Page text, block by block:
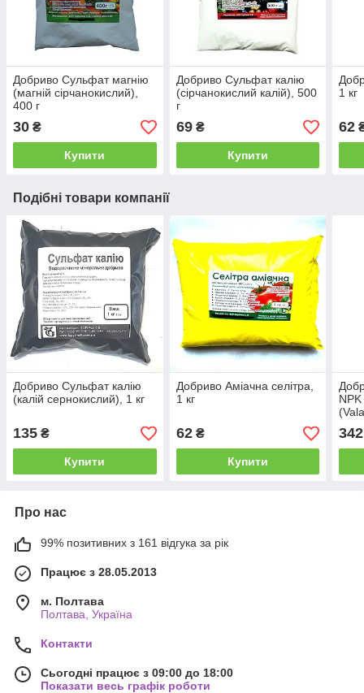
Добриво Сульфат магнію
(магній сірчанокислий),
400 г
30 ₴
Купити
Добриво Сульфат калію
(сірчанокислий калій), 500
г
69₴
Купити
1 кг
62
Подібні товари компанії
Добриво Сульфат калію
(калій сернокислий), 1 кг
135 ₴
Купити
Добриво Аміачна селітра,
1 кг
62₴
Купити
Про нас
99% позитивних з 161 відгука за рік
Працює з 28.05.2013
м. Полтава
Полтава, Україна
Контакти
Сьогодні працює з 09:00 до 18:00
Показати весь графік роботи